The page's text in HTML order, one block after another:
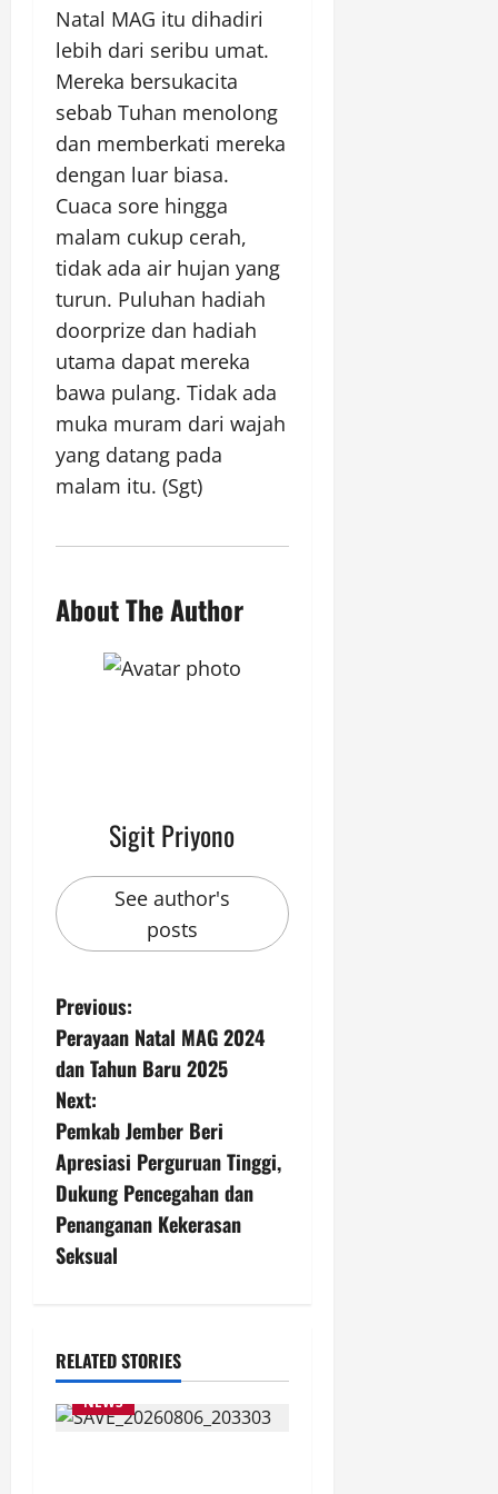
Natal MAG itu dihadiri
lebih dari seribu umat.
Mereka bersukacita
sebab Tuhan menolong
dan memberkati mereka
dengan luar biasa.
Cuaca sore hingga
malam cukup cerah,
tidak ada air hujan yang
turun. Puluhan hadiah
doorprize dan hadiah
utama dapat mereka
bawa pulang. Tidak ada
muka muram dari wajah
yang datang pada
malam itu. (Sgt)
About The Author
Sigit Priyono
See author's
posts
P
o
s
t
n
a
g
a
Previous:
Perayaan Natal MAG 2024
dan Tahun Baru 2025
Next:
Pemkab Jember Beri
Apresiasi Perguruan Tinggi,
Dukung Pencegahan dan
Penanganan Kekerasan
Seksual
RELATED STORIES
NEWS